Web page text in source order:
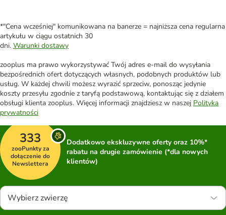
*"Cena wcześniej" komunikowana na banerze = najniższa cena regularna
artykułu w ciągu ostatnich 30
dni. Warunki dostawy
zooplus ma prawo wykorzystywać Twój adres e-mail do wysyłania
bezpośrednich ofert dotyczących własnych, podobnych produktów lub
usług. W każdej chwili możesz wyrazić sprzeciw, ponosząc jedynie
koszty przesyłu zgodnie z taryfą podstawową, kontaktując się z działem
obsługi klienta zooplus. Więcej informacji znajdziesz w naszej Polityka
prywatności
333
zooPunkty za
dołączenie do
Newslettera
Dodatkowo ekskluzywne oferty oraz 10%*
rabatu na drugie zamówienie (*dla nowych
klientów)
Wybierz zwierzę